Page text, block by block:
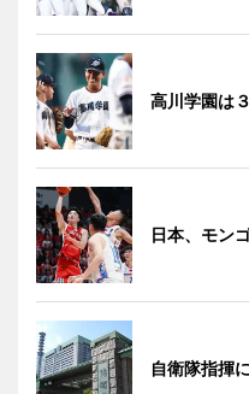
高川学園は
日本、モン
自衛隊指揮